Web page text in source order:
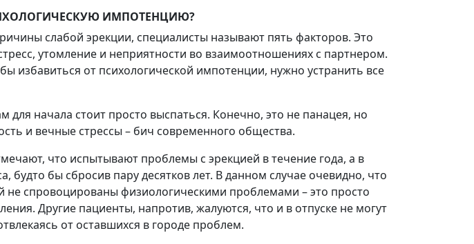
ИМПОТЕНЦИЮ?
слабой эрекции, специалисты называют пять факторов. Это
утомление и неприятности во взаимоотношениях с партнером.
избавиться от психологической импотенции, нужно устранить все
начала стоит просто выспаться. Конечно, это не панацея, но
и вечные стрессы – бич современного общества.
что испытывают проблемы с эрекцией в течение года, а в
будто бы сбросив пару десятков лет. В данном случае очевидно, что
не спровоцированы физиологическими проблемами – это просто
Другие пациенты, напротив, жалуются, что и в отпуске не могут
от оставшихся в городе проблем.